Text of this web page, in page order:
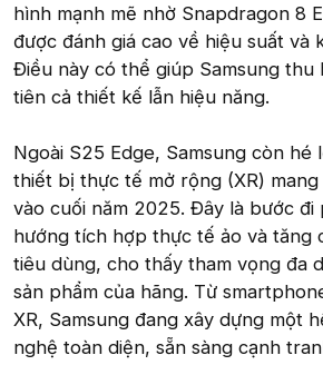
hình mạnh mẽ nhờ Snapdragon 8
được đánh giá cao về hiệu suất và
Điều này có thể giúp Samsung thu
tiên cả thiết kế lẫn hiệu năng.
Ngoài S25 Edge, Samsung còn hé
thiết bị thực tế mở rộng (XR)
vào cuối năm 2025. Đây là bước đi
hướng tích hợp thực tế ảo và tăng
tiêu dùng, cho thấy tham vọng đa
sản phẩm của hãng. Từ
XR, Samsung đang xây dựng một
nghệ toàn diện, sẵn sàng cạnh